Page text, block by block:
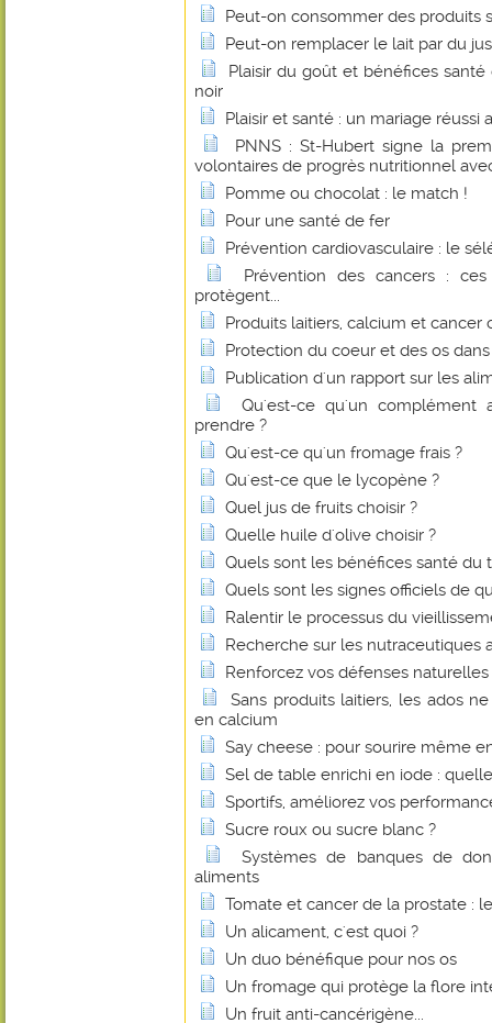
Peut-on consommer des produits
Peut-on remplacer le lait par du
Plaisir du goût et bénéfices
noir
Plaisir et santé : un mariage réussi
PNNS : St-Hubert signe la
volontaires de progrès nutritionnel
Pomme ou chocolat : le match !
Pour une santé de fer
Prévention cardiovasculaire : le
Prévention des cancers :
protègent...
Produits laitiers, calcium et cancer
Protection du coeur et des os
Publication d'un rapport sur les
Qu'est-ce qu'un complément
prendre ?
Qu'est-ce qu'un fromage frais ?
Qu'est-ce que le lycopène ?
Quel jus de fruits choisir ?
Quelle huile d'olive choisir ?
Quels sont les bénéfices santé du
Quels sont les signes officiels de
Ralentir le processus du
Recherche sur les nutraceutiques
Renforcez vos défenses naturelles
Sans produits laitiers, les ados
en calcium
Say cheese : pour sourire même
Sel de table enrichi en iode :
Sportifs, améliorez vos
Sucre roux ou sucre blanc ?
Systèmes de banques de
aliments
Tomate et cancer de la prostate :
Un alicament, c'est quoi ?
Un duo bénéfique pour nos os
Un fromage qui protège la flore
Un fruit anti-cancérigène...